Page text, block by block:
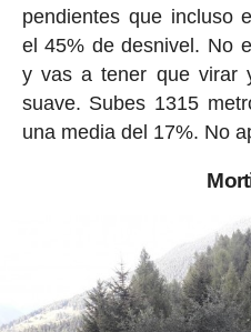
pendientes que incluso
el 45% de desnivel. No
y vas a tener que virar
suave. Subes 1315
una media del 17%. No